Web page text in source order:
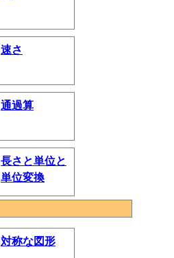
速さ
通過算
長さと単位と
単位変換
対称な図形